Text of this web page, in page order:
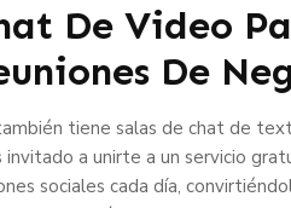
De Video
De
tiene salas de chat de
a unirte a un servicio
sociales cada día,